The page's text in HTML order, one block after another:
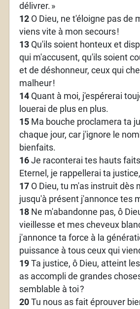
délivrer. »
12O Dieu, ne t'éloigne pas de
viens vite à mon secours!
13Qu'ils soient honteux et
qui m'accusent, qu'ils soient
et de déshonneur, ceux qui
malheur!
14Quant à moi, j'espérerai
louerai de plus en plus.
15Ma bouche proclamera ta
chaque jour, car j'ignore le
bienfaits.
16Je raconterai tes hauts
Eternel, je rappellerai ta
17O Dieu, tu m'as instruit dès
jusqu'à présent j'annonce tes
18Ne m'abandonne pas, ô
vieillesse et mes cheveux
j'annonce ta force à la
puissance à tous ceux qui
19Ta justice, ô Dieu, atteint
as accompli de grandes
semblable à toi?
20Tu nous as fait éprouver